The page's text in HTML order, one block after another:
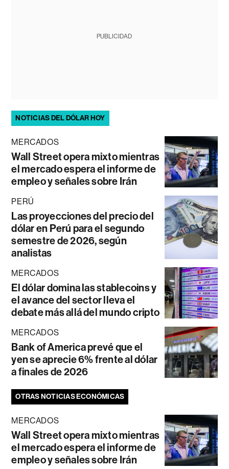
PUBLICIDAD
NOTICIAS DEL DÓLAR HOY
MERCADOS
Wall Street opera mixto mientras
el mercado espera el informe de
empleo y señales sobre Irán
PERÚ
Las proyecciones del precio del
dólar en Perú para el segundo
semestre de 2026, según
analistas
MERCADOS
El dólar domina las stablecoins y
el avance del sector lleva el
debate más allá del mundo cripto
MERCADOS
Bank of America prevé que el
yen se aprecie 6% frente al dólar
a finales de 2026
OTRAS NOTICIAS ECONÓMICAS
MERCADOS
Wall Street opera mixto mientras
el mercado espera el informe de
empleo y señales sobre Irán